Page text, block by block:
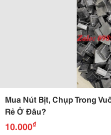
Mua Nút Bịt, Chụp Trong
Rẻ Ở Đâu?
10.000₫